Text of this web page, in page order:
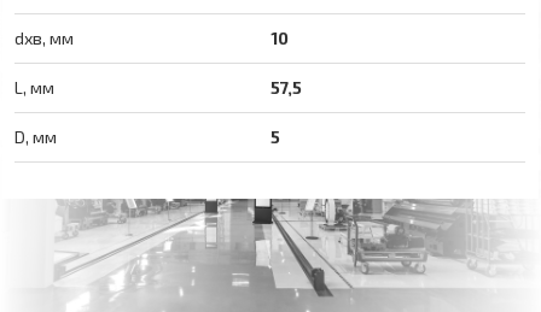
dхв, мм 10
L, мм 57,5
D, мм 5